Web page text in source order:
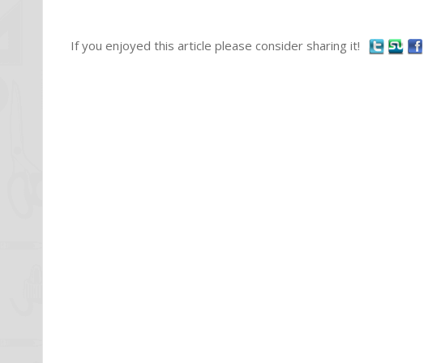
If you enjoyed this article please consider sharing it!